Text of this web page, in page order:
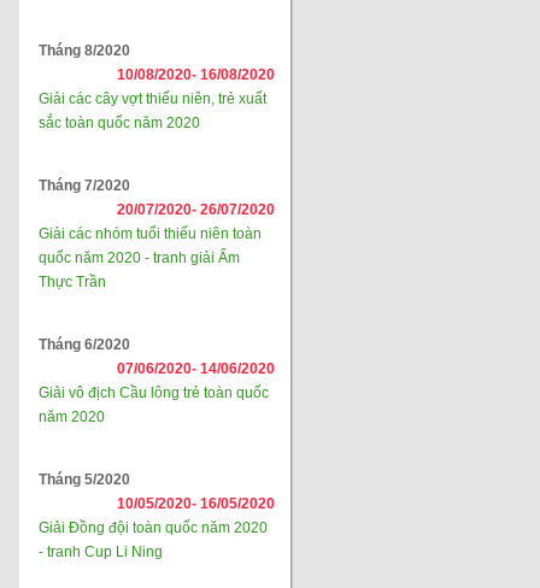
Tháng 8/2020
10/08/2020- 16/08/2020
Giải các cây vợt thiếu niên, trẻ xuất
sắc toàn quốc năm 2020
Tháng 7/2020
20/07/2020- 26/07/2020
Giải các nhóm tuổi thiếu niên toàn
quốc năm 2020 - tranh giải Ẩm
Thực Trần
Tháng 6/2020
07/06/2020- 14/06/2020
Giải vô địch Cầu lông trẻ toàn quốc
năm 2020
Tháng 5/2020
10/05/2020- 16/05/2020
Giải Đồng đội toàn quốc năm 2020
- tranh Cup Li Ning